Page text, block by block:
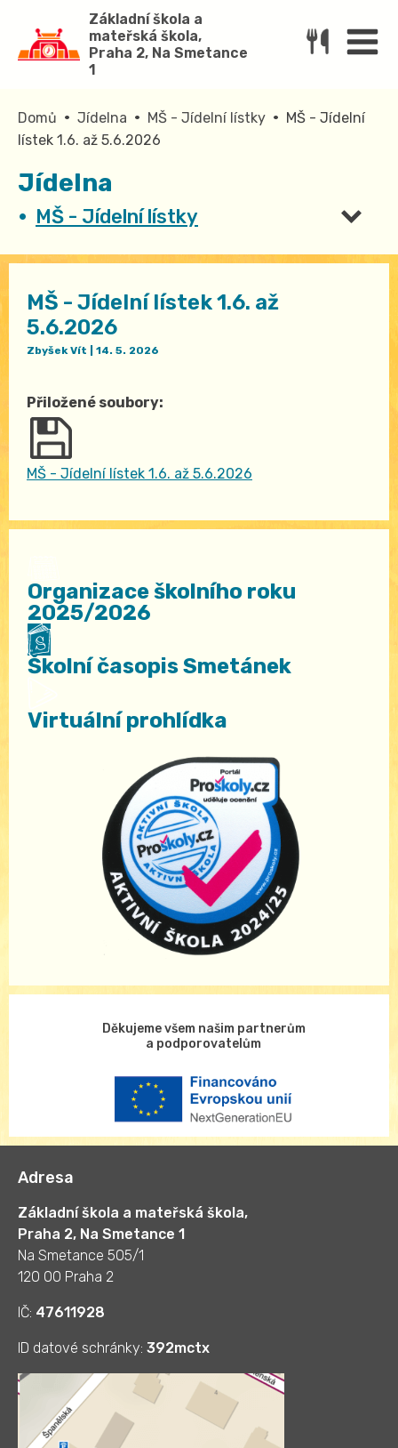
Základní škola a
mateřská škola,
Praha 2, Na Smetance
1
Domů • Jídelna • MŠ - Jídelní lístky • MŠ - Jídelní
lístek 1.6. až 5.6.2026
Jídelna
MŠ - Jídelní lístky
MŠ - Jídelní lístek 1.6. až
5.6.2026
Zbyšek Vít 14. 5. 2026
Přiložené soubory:
MŠ - Jídelní lístek 1.6. až 5.6.2026
Organizace školního roku
2025/2026
Školní časopis Smetánek
Virtuální prohlídka
Děkujeme všem našim partnerům
a podporovatelům
Adresa
Základní škola a mateřská škola,
Praha 2, Na Smetance 1
Na Smetance 505/1
120 00 Praha 2
IČ: 47611928
ID datové schránky: 392mctx